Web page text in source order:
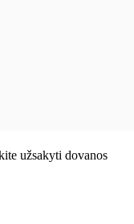
užsakyti dovanos